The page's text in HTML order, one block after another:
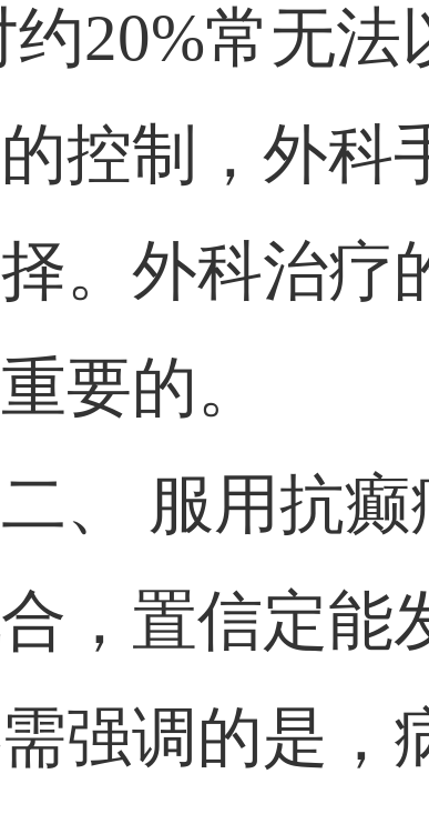
20%常无
控制，外科
。外科治疗
要的。
、 服用抗
，置信定能
强调的是，